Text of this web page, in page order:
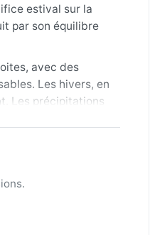
estival sur la
par son équilibre
avec des
Les hivers, en
Les précipitations
à novembre),
typhons, bien
et octobre.
pas inhabituel